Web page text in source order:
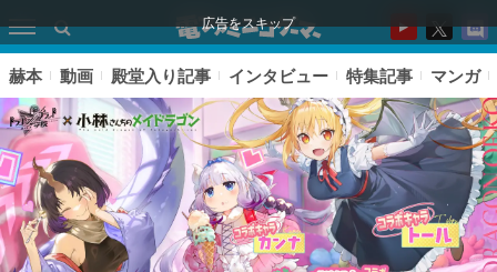
広告をスキップ
赫本 動画 殿堂入り記事 インタビュー 特集記事 マンガ